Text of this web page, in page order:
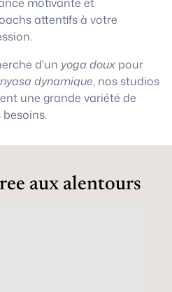
attentifs à votre
d'un yoga doux pour
dynamique, nos studios
une grande variété de
aux alentours